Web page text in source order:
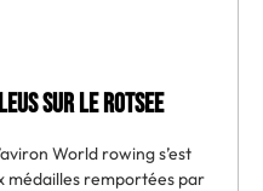
sur le Rotsee
World rowing s’est
médailles remportées par